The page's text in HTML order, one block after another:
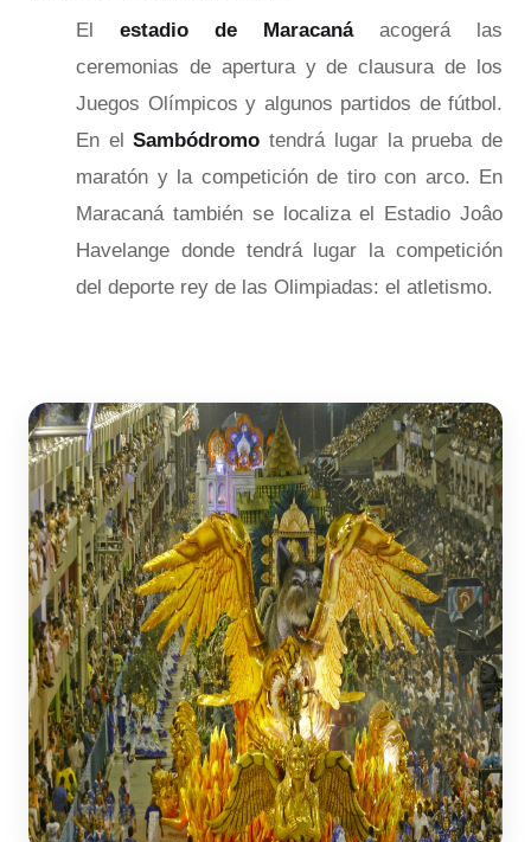
El estadio de Maracanáacogerá las
ceremonias de apertura y de clausura de los
Juegos Olímpicos y algunos partidos de fútbol.
En elSambódromo tendrá lugar la prueba de
maratón y la competición de tiro con arco. En
Maracaná también se localiza el Estadio Joâo
Havelange donde tendrá lugar la competición
del deporte rey de las Olimpiadas: el atletismo.